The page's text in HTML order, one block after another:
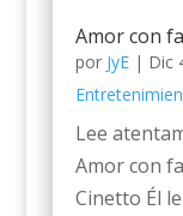
Amor con
por JyE| Dic
Lee
Amor con
Cinetto Él